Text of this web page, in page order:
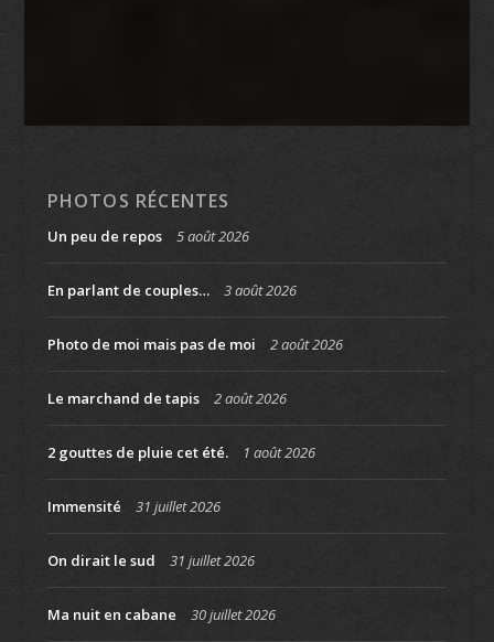
PHOTOS RÉCENTES
Un peu de repos 5 août 2026
En parlant de couples… 3 août 2026
Photo de moi mais pas de moi 2 août 2026
Le marchand de tapis 2 août 2026
2 gouttes de pluie cet été. 1 août 2026
Immensité 31 juillet 2026
On dirait le sud 31 juillet 2026
Ma nuit en cabane 30 juillet 2026